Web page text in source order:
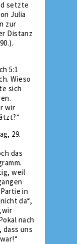
setzte
Julia
zur
Distanz
5:1
Wieso
sich
wir
29.
das
weil
in
da“,
nach
dass uns